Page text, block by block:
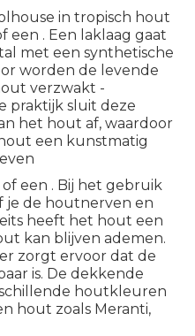
in tropisch hout
een . Een laklaag gaat
met een synthetische
worden de levende
verzwakt -
praktijk sluit deze
het hout af, waardoor
een kunstmatig
een . Bij het gebruik
je de houtnerven en
heeft het hout een
kan blijven ademen.
zorgt ervoor dat de
is. De dekkende
houtkleuren
hout zoals Meranti,